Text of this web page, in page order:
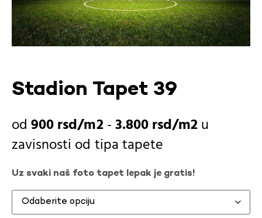
Stadion Tapet 39
900rsd -3.800rsd
u
zavisnosti od tipa tapete
Uz svaki naš foto tapet lepak je gratis!